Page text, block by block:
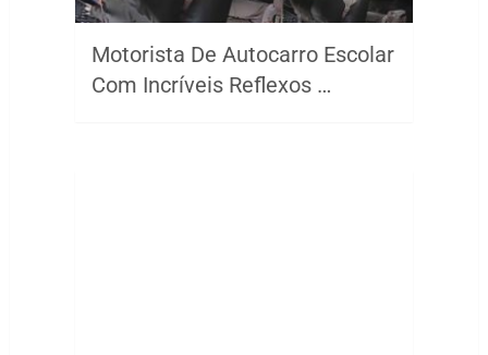
Motorista De Autocarro Escolar
Com Incríveis Reflexos …